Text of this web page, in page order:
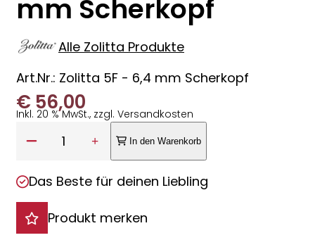
mm Scherkopf
Alle Zolitta Produkte
Art.Nr.: Zolitta 5F - 6,4 mm Scherkopf
€ 56,00
Inkl. 20 % MwSt., zzgl. Versandkosten
1 In den Warenkorb
Das Beste für deinen Liebling
Produkt merken